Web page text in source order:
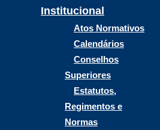
Institucional
Atos Normativos
Calendários
Conselhos
Superiores
Estatutos,
Regimentos e
Normas